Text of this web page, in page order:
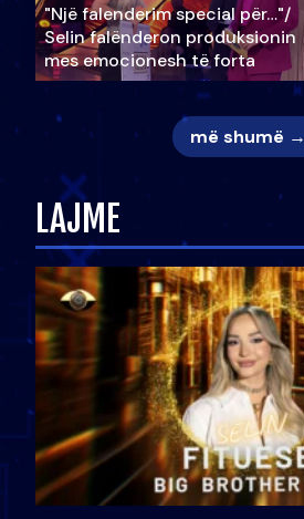
"Një falenderim special për…"/
Selin falënderon produksionin
mes emocionesh të forta
më shumë →
LAJME